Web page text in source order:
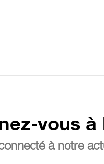
vous
à notre